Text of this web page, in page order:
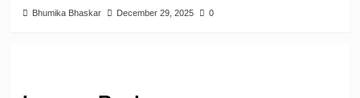
Bhumika Bhaskar December 29, 2025 0